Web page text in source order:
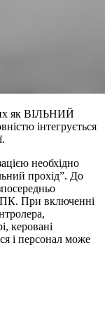
як ВІЛЬНИЙ
інтегрується
необхідно
прохід”. До
При включенні
керовані
і персонал може